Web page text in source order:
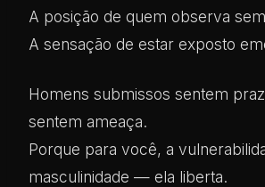
A posição de quem observa
A sensação de estar exposto
Homens submissos sentem
sentem ameaça.
Porque para você, a
masculinidade — ela liberta.